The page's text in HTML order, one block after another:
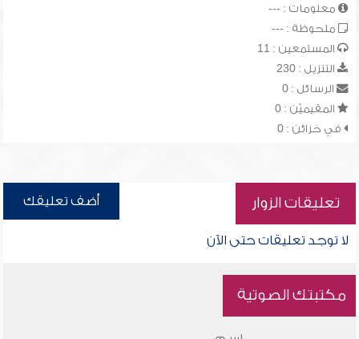
معلومات : ---
ملحوظة : ---
المستمعين : 11
التنزيل : 230
الرسائل : 0
المقيميّن : 0
في خزائن : 0
تعليقات الزوار أضف تعليقك
لا توجد تعليقات حتى الآن
مكتبتك الصوتية